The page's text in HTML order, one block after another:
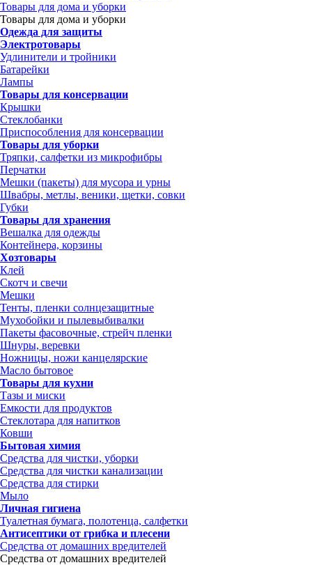
Товары для дома и уборки
Товары для дома и уборки
Одежда для защиты
Электротовары
Удлинители и тройники
Батарейки
Лампы
Товары для консервации
Крышки
Стеклобанки
Приспособления для консервации
Товары для уборки
Тряпки, салфетки из микрофибры
Перчатки
Мешки (пакеты) для мусора и урны
Швабры, метлы, веники, щетки, совки
Губки
Товары для хранения
Вешалка для одежды
Контейнера, корзины
Хозтовары
Клей
Скотч и свечи
Мешки
Тенты, пленки солнцезащитные
Мухобойки и пылевыбивалки
Пакеты фасовочные, стрейч пленки
Шнуры, веревки
Ножницы, ножи канцелярские
Масло бытовое
Товары для кухни
Тазы и миски
Емкости для продуктов
Стеклотара для напитков
Ковши
Бытовая химия
Средства для чистки, уборки
Средства для чистки канализации
Средства для стирки
Мыло
Личная гигиена
Туалетная бумага, полотенца, салфетки
Антисептики от грибка и плесени
Средства от домашних вредителей
Средства от домашних вредителей